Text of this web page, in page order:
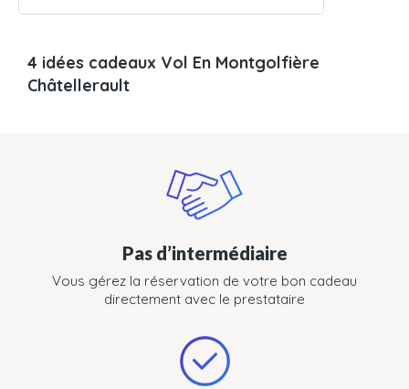
4 idées cadeaux Vol En Montgolfière
Châtellerault
Pas d’intermédiaire
Vous gérez la réservation de votre bon cadeau
directement avec le prestataire